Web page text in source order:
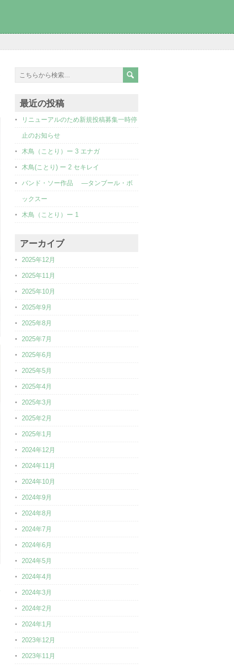
最近の投稿
リニューアルのため新規投稿募集一時停
止のお知らせ
木鳥（ことり）ー 3 エナガ
木鳥(ことり) ー 2 セキレイ
バンド・ソー作品 ―タンブール・ボ
ックスー
木鳥（ことり）ー 1
アーカイブ
2025年12月
2025年11月
2025年10月
2025年9月
2025年8月
2025年7月
2025年6月
2025年5月
2025年4月
2025年3月
2025年2月
2025年1月
2024年12月
2024年11月
2024年10月
2024年9月
2024年8月
2024年7月
2024年6月
2024年5月
2024年4月
2024年3月
2024年2月
2024年1月
2023年12月
2023年11月